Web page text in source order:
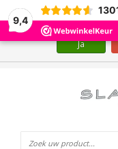
9,4Wij slaan cookies op om
Ja